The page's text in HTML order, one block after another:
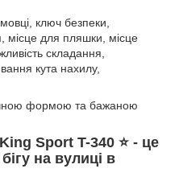
ключ безпеки,
місце для пляшки, місце
складання,
кута нахилу,
формою та бажаною
Sport T-340 ⭐ - це
на вулиці в